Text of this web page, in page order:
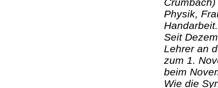
Physik,
Seit
Lehrer an
zum 1.
beim
Wie die